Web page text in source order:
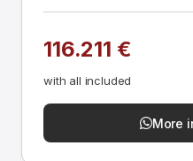
116.211 €
with all included
More